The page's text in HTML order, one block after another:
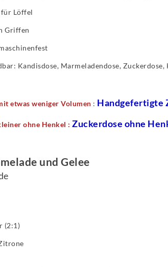
Löffel
Griffen
Kandisdose, Marmeladendose, Zuckerdose,
etwas weniger Volumen : Handgefertigte
ohne Henkel : Zuckerdose ohne
und Gelee
(2:1)